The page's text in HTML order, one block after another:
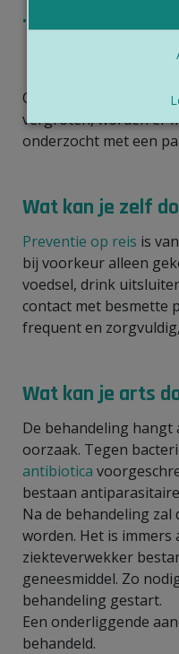
Om de kans op het
vergroten, worden er
onderzocht met een
Wat kan je zelf
Preventie op reis is
bij voorkeur alleen
voedsel, drink
contact met besmette
frequent en
Wat kan je arts
De behandeling hangt
oorzaak. Tegen
antibiotica
bestaan
Na de behandeling
worden. Het is immers
ziekteverwekker
geneesmiddel. Zo
behandeling gestart.
Een onderliggende
behandeld.